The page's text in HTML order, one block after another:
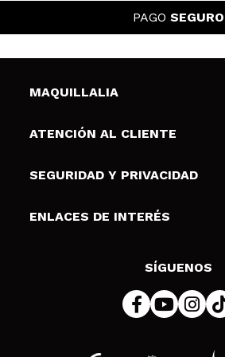
PAGO SEGURO
MAQUILLALIA
Sobre nosotros
Tarjetas de Regalo
ATENCIÓN AL CLIENTE
Envíos y devoluciones
Formas de pago
SEGURIDAD Y PRIVACIDAD
Terminos y condiciones de uso
Política de cookies
ENLACES DE INTERÉS
SÍGUENOS